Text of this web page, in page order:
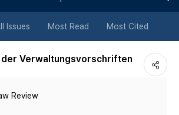
튼
Issues Most Read Most Cited
der Verwaltungsvorschriften
Review